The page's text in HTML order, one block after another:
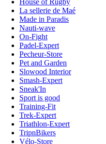
House of Rugby
La sellerie de Maé
Made in Paradis
Nauti-wave
On-Fight
Padel-Expert
Pecheur-Store
Pet and Garden
Slowood Interior
Smash-Expert
Sneak'In
Sport is good
Training-Fit
Trek-Expert
Triathlon-Expert
TripnBikers
Vélo-Store